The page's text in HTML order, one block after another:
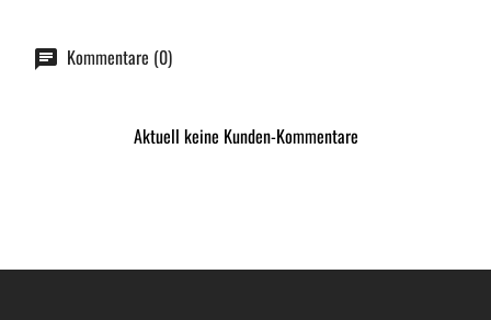
Kommentare (0)
Aktuell keine Kunden-Kommentare